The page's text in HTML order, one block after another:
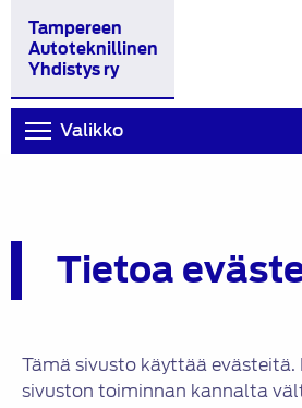
Tampereen
Autoteknillinen
Yhdistys ry
Valikko
Tietoa
Tämä sivusto käyttää
sivuston toiminnan kannalta